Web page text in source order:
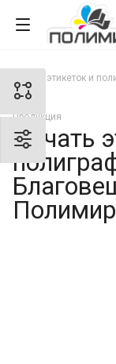
Печать этикеток и
Продукция
Печать